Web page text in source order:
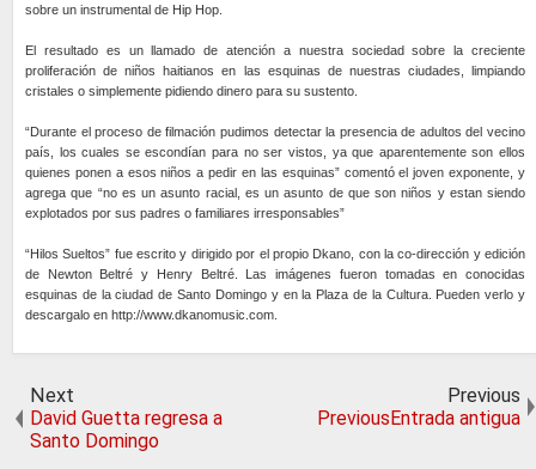
sobre un instrumental de Hip Hop.
El resultado es un llamado de atención a nuestra sociedad sobre la creciente
proliferación de niños haitianos en las esquinas de nuestras ciudades, limpiando
cristales o simplemente pidiendo dinero para su sustento.
“Durante el proceso de filmación pudimos detectar la presencia de adultos del vecino
país, los cuales se escondían para no ser vistos, ya que aparentemente son ellos
quienes ponen a esos niños a pedir en las esquinas” comentó el joven exponente, y
agrega que “no es un asunto racial, es un asunto de que son niños y estan siendo
explotados por sus padres o familiares irresponsables”
“Hilos Sueltos” fue escrito y dirigido por el propio Dkano, con la co-dirección y edición
de Newton Beltré y Henry Beltré. Las imágenes fueron tomadas en conocidas
esquinas de la ciudad de Santo Domingo y en la Plaza de la Cultura. Pueden verlo y
descargalo en http://www.dkanomusic.com.
Next
David Guetta regresa a
Santo Domingo
Previous
PreviousEntrada antigua